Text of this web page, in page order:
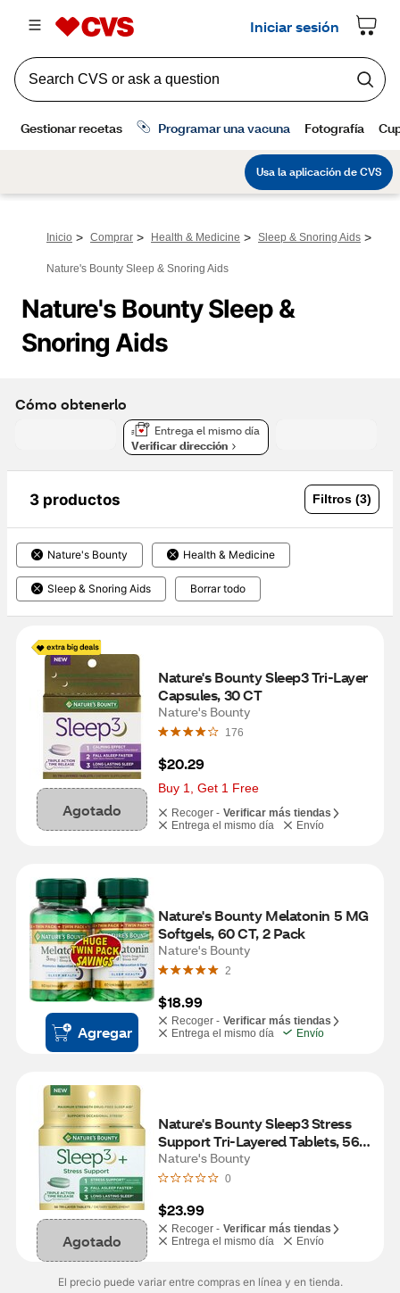
Inicio > Comprar > Health & Medicine > Sleep & Snoring Aids >
Nature's Bounty Sleep & Snoring Aids
Nature's Bounty Sleep &
Snoring Aids
Cómo obtenerlo
Entrega el mismo día
Verificar dirección
3 productos Filtros (3)
Nature's Bounty Health & Medicine
Sleep & Snoring Aids Borrar todo
Agotado
Nature's Bounty Sleep3 Tri-Layer
Capsules, 30 CT
Nature's Bounty
176
$20.29
Buy 1, Get 1 Free
Recoger - Verificar más tiendas
Entrega el mismo día
Envío
Agregar
Nature's Bounty Melatonin 5 MG
Softgels, 60 CT, 2 Pack
Nature's Bounty
2
$18.99
Recoger - Verificar más tiendas
Entrega el mismo día
Envío
Agotado
Nature's Bounty Sleep3 Stress
Support Tri-Layered Tablets, 56
CT
Nature's Bounty
0
$23.99
Recoger - Verificar más tiendas
Entrega el mismo día
Envío
El precio puede variar entre compras en línea y en tienda.